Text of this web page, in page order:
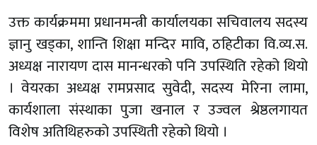
उक्त कार्यक्रममा प्रधानमन्त्री कार्यालयका सचिवालय सदस्य
ज्ञानु खड्का, शान्ति शिक्षा मन्दिर मावि, ठहिटीका वि.व्य.स.
अध्यक्ष नारायण दास मानन्धरको पनि उपस्थिति रहेको थियो
। वेयरका अध्यक्ष रामप्रसाद सुवेदी, सदस्य मेरिना लामा,
कार्यशाला संस्थाका पुजा खनाल र उज्वल श्रेष्ठलगायत
विशेष अतिथिहरुको उपस्थिती रहेको थियो ।